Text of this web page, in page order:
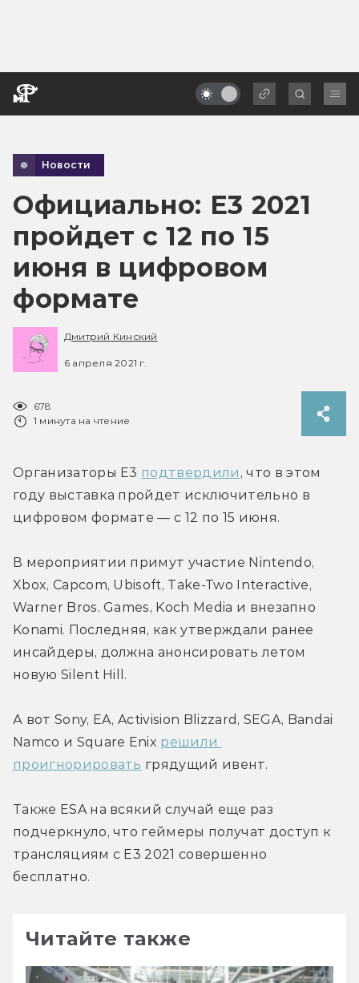
Новости
Официально: E3 2021
пройдет с 12 по 15
июня в цифровом
формате
Дмитрий Кинский
6 апреля 2021 г.
678
1 минута на чтение
Организаторы E3 подтвердили , что в этом
году выставка пройдет исключительно в
цифровом формате — с 12 по 15 июня.
В мероприятии примут участие Nintendo,
Xbox, Capcom, Ubisoft, Take-Two Interactive,
Warner Bros. Games, Koch Media и внезапно
Konami. Последняя, как утверждали ранее
инсайдеры, должна анонсировать летом
новую Silent Hill.
А вот Sony, EA, Activision Blizzard, SEGA, Bandai
Namco и Square Enix решили
проигнорировать грядущий ивент.
Также ESA на всякий случай еще раз
подчеркнуло, что геймеры получат доступ к
трансляциям с E3 2021 совершенно
бесплатно.
Читайте также